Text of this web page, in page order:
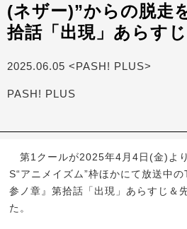
(ネザー)”からの脱走
拾話「出現」あらす
2025.06.05 <PASH! PLUS>
PASH! PLUS
第1クールが2025年4月4日(金)よ
S“アニメイズム”枠ほかにて放送中
参ノ章』第拾話「出現」あらすじ＆
た。